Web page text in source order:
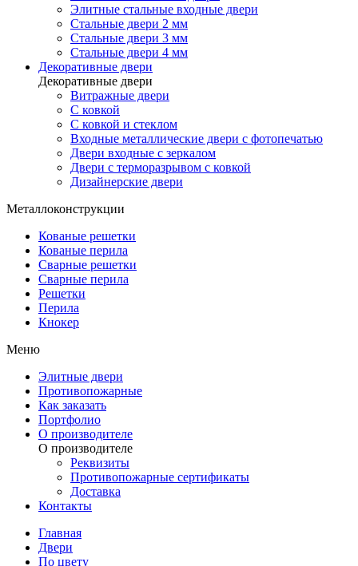
Элитные стальные входные двери
Стальные двери 2 мм
Стальные двери 3 мм
Стальные двери 4 мм
Декоративные двери
Декоративные двери
Витражные двери
С ковкой
С ковкой и стеклом
Входные металлические двери с фотопечатью
Двери входные с зеркалом
Двери с терморазрывом с ковкой
Дизайнерские двери
Металлоконструкции
Кованые решетки
Кованые перила
Сварные решетки
Сварные перила
Решетки
Перила
Кнокер
Меню
Элитные двери
Противопожарные
Как заказать
Портфолио
О производителе
О производителе
Реквизиты
Противопожарные сертификаты
Доставка
Контакты
Главная
Двери
По цвету